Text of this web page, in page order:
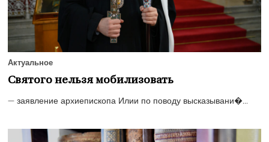
Актуальное
Святого нельзя мобилизовать
— заявление архиепископа Илии по поводу высказывани�...